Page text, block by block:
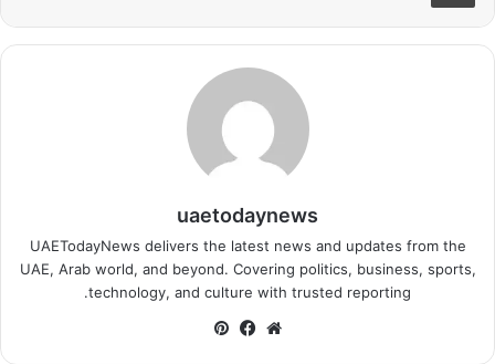
uaetodaynews
UAETodayNews delivers the latest news and updates from the
UAE, Arab world, and beyond. Covering politics, business, sports,
technology, and culture with trusted reporting.
موقعفيسبوك